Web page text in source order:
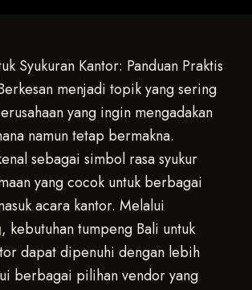
Syukuran Kantor: Panduan Praktis
menjadi topik yang sering
yang ingin mengadakan
namun tetap bermakna.
sebagai simbol rasa syukur
yang cocok untuk berbagai
acara kantor. Melalui
, kebutuhan tumpeng Bali untuk
dapat dipenuhi dengan lebih
berbagai pilihan vendor yang